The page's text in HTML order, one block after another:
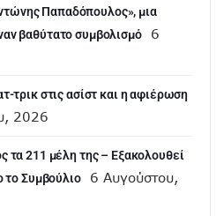
Παπαδόπουλος», μια
βαθύτατο συμβολισμό
6
τρικ στις ασίστ και η αφιέρωση
2026
τα 211 μέλη της – Εξακολουθεί
το Συμβούλιο
6 Αυγούστου,